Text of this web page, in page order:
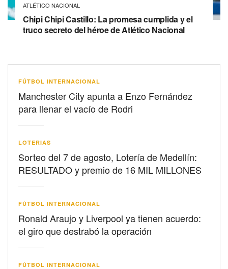
ATLÉTICO NACIONAL
Chipi Chipi Castillo: La promesa cumplida y el
truco secreto del héroe de Atlético Nacional
FÚTBOL INTERNACIONAL
Manchester City apunta a Enzo Fernández
para llenar el vacío de Rodri
LOTERIAS
Sorteo del 7 de agosto, Lotería de Medellín:
RESULTADO y premio de 16 MIL MILLONES
FÚTBOL INTERNACIONAL
Ronald Araujo y Liverpool ya tienen acuerdo:
el giro que destrabó la operación
FÚTBOL INTERNACIONAL